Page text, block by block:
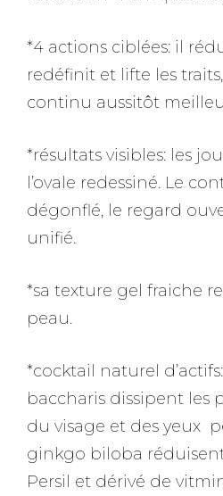
*4 actions ciblées: il
redéfinit et lifte les
continu aussitôt
*résultats visibles: les
l’ovale redessiné. Le
dégonflé, le regard
unifié.
*sa texture gel fraiche
peau.
*cocktail naturel
baccharis dissipent les
du visage et des yeux
ginkgo biloba
Persil et dérivé de